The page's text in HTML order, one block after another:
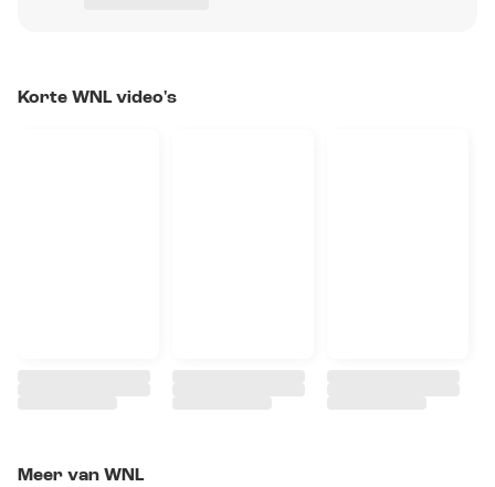
Korte WNL video's
Meer van WNL